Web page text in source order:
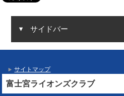
サイドバー
サイトマップ
富士宮ライオンズクラブ